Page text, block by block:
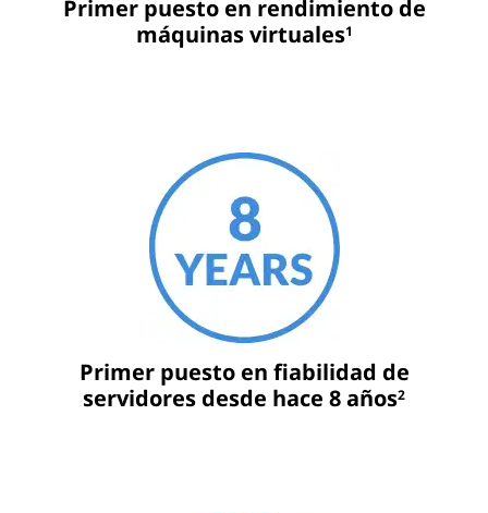
Primer puesto en rendimiento de
máquinas virtuales1
Primer puesto en fiabilidad de
servidores desde hace 8 años2